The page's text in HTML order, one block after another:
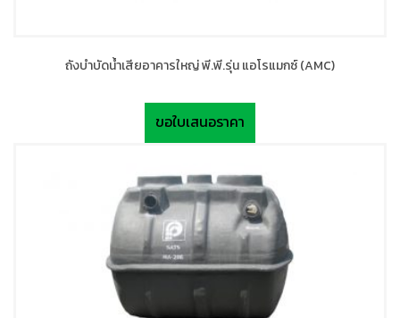
ถังบำบัดน้ำเสียอาคารใหญ่ พี.พี.รุ่น แอโรแมกซ์ (AMC)
ขอใบเสนอราคา